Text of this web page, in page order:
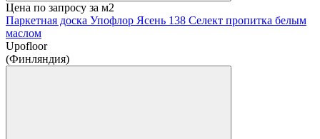
Цена по запросу за м2
Паркетная доска Упофлор Ясень 138 Селект пропитка белым
маслом
Upofloor
(Финляндия)